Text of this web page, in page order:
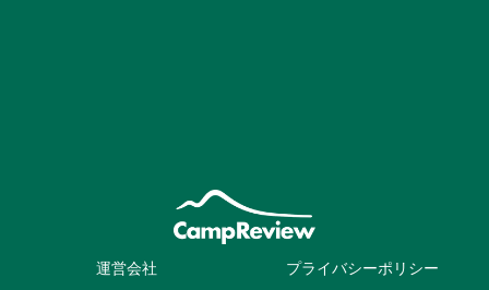
運営会社 プライバシーポリシー